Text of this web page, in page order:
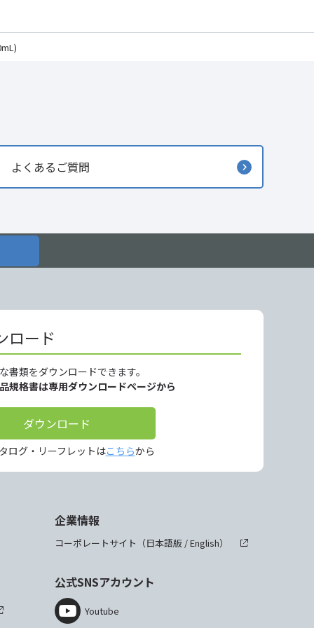
よくあるご質問
ロード
書類をダウンロードできます。
規格書は専用ダウンロードページから
ダウンロード
ログ・リーフレットはこちらから
企業情報
コーポレートサイト（日本語版 /English）
公式SNSアカウント
Youtube